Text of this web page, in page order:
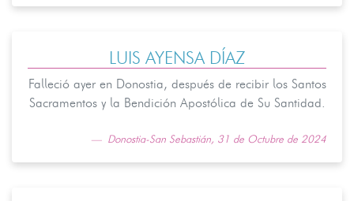
LUIS AYENSA DÍAZ
Falleció ayer en Donostia, después de recibir los Santos
Sacramentos y la Bendición Apostólica de Su Santidad.
Donostia-San Sebastián, 31 de Octubre de 2024